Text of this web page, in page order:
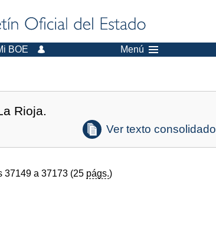
BOE Menú
Rioja.
Ver texto consolidado
37149 a 37173 (25 págs.)